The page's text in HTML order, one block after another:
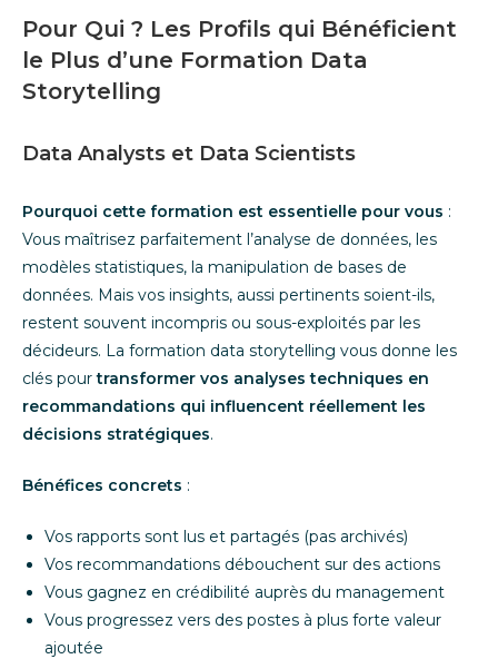
Pour Qui ? Les Profils qui Bénéficient
le Plus d’une Formation Data
Storytelling
Data Analysts et Data Scientists
Pourquoi cette formation est essentielle pour vous :
Vous maîtrisez parfaitement l’analyse de données, les
modèles statistiques, la manipulation de bases de
données. Mais vos insights, aussi pertinents soient-ils,
restent souvent incompris ou sous-exploités par les
décideurs. La formation data storytelling vous donne les
clés pourtransformer vos analyses techniques en
recommandations qui influencent réellement les
décisions stratégiques.
Bénéfices concrets :
Vos rapports sont lus et partagés (pas archivés)
Vos recommandations débouchent sur des actions
Vous gagnez en crédibilité auprès du management
Vous progressez vers des postes à plus forte valeur
ajoutée